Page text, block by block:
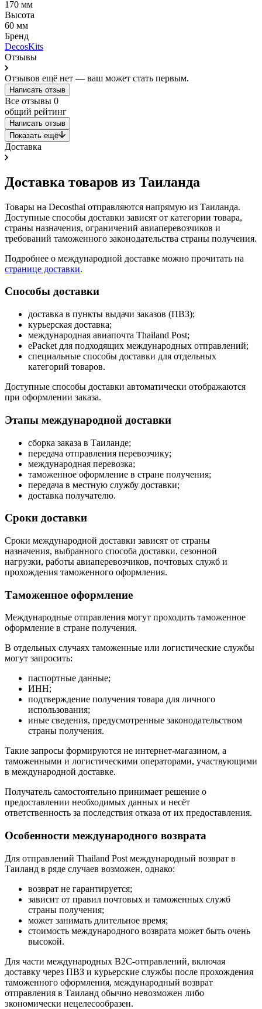
170 мм
Высота
60 мм
Бренд
DecosKits
Отзывы
Отзывов ещё нет — ваш может стать первым.
Написать отзыв
Все отзывы 0
общий рейтинг
Написать отзыв
Показать ещё
Доставка
Доставка товаров из Таиланда
Товары на Decosthai отправляются напрямую из Таиланда.
Доступные способы доставки зависят от категории товара,
страны назначения, ограничений авиаперевозчиков и
требований таможенного законодательства страны получения.
Подробнее о международной доставке можно прочитать на
странице доставки.
Способы доставки
доставка в пункты выдачи заказов (ПВЗ);
курьерская доставка;
международная авиапочта Thailand Post;
ePacket для подходящих международных отправлений;
специальные способы доставки для отдельных
категорий товаров.
Доступные способы доставки автоматически отображаются
при оформлении заказа.
Этапы международной доставки
сборка заказа в Таиланде;
передача отправления перевозчику;
международная перевозка;
таможенное оформление в стране получения;
передача в местную службу доставки;
доставка получателю.
Сроки доставки
Сроки международной доставки зависят от страны
назначения, выбранного способа доставки, сезонной
нагрузки, работы авиаперевозчиков, почтовых служб и
прохождения таможенного оформления.
Таможенное оформление
Международные отправления могут проходить таможенное
оформление в стране получения.
В отдельных случаях таможенные или логистические службы
могут запросить:
паспортные данные;
ИНН;
подтверждение получения товара для личного
использования;
иные сведения, предусмотренные законодательством
страны получения.
Такие запросы формируются не интернет-магазином, а
таможенными и логистическими операторами, участвующими
в международной доставке.
Получатель самостоятельно принимает решение о
предоставлении необходимых данных и несёт
ответственность за последствия отказа от их предоставления.
Особенности международного возврата
Для отправлений Thailand Post международный возврат в
Таиланд в ряде случаев возможен, однако:
возврат не гарантируется;
зависит от правил почтовых и таможенных служб
страны получения;
может занимать длительное время;
стоимость международного возврата может быть очень
высокой.
Для части международных B2C-отправлений, включая
доставку через ПВЗ и курьерские службы после прохождения
таможенного оформления, международный возврат
отправления в Таиланд обычно невозможен либо
экономически нецелесообразен.